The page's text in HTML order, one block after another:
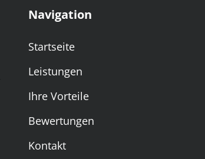
Navigation
Startseite
Leistungen
Ihre Vorteile
Bewertungen
Kontakt